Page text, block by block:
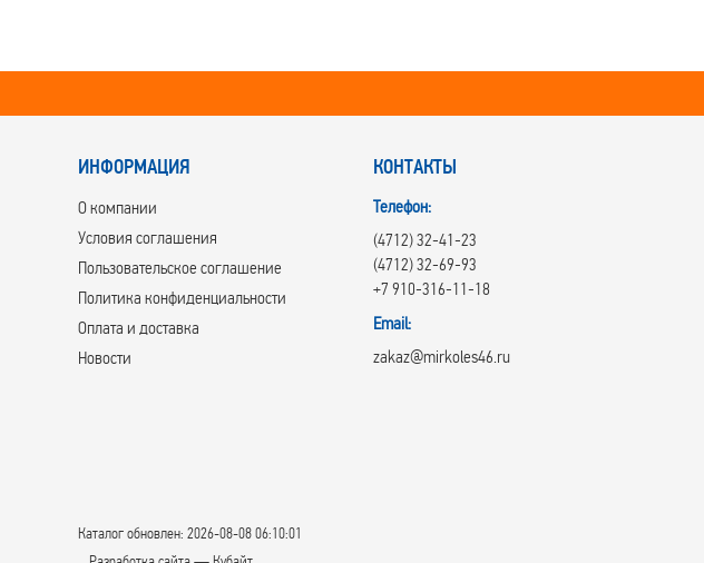
ИНФОРМАЦИЯ
О компании
Условия соглашения
Пользовательское соглашение
Политика конфиденциальности
Оплата и доставка
Новости
КОНТАКТЫ
Телефон:
(4712) 32-41-23
(4712) 32-69-93
+7 910-316-11-18
Email:
zakaz@mirkoles46.ru
Каталог обновлен: 2026-08-08 06:10:01